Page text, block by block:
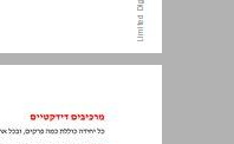
מרכיבים דידקטיים ... 7